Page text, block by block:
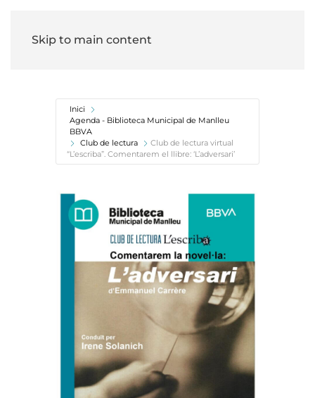
Skip to main content
Inici
Agenda - Biblioteca Municipal de Manlleu
BBVA
Club de lectura
Club de lectura virtual
“L’escriba”. Comentarem el llibre: ‘L’adversari’